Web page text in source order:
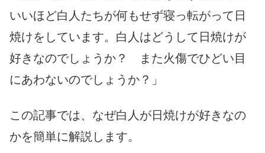
いいほど白人たちが何もせず寝っ転がって日
焼けをしています。白人はどうして日焼けが
好きなのでしょうか？ また火傷でひどい目
にあわないのでしょうか？」
この記事では、なぜ白人が日焼けが好きなの
かを簡単に解説します。